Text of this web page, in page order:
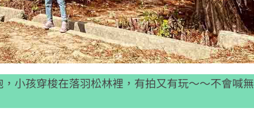
小孩穿梭在落羽松林裡，有拍又有玩～～不會喊無